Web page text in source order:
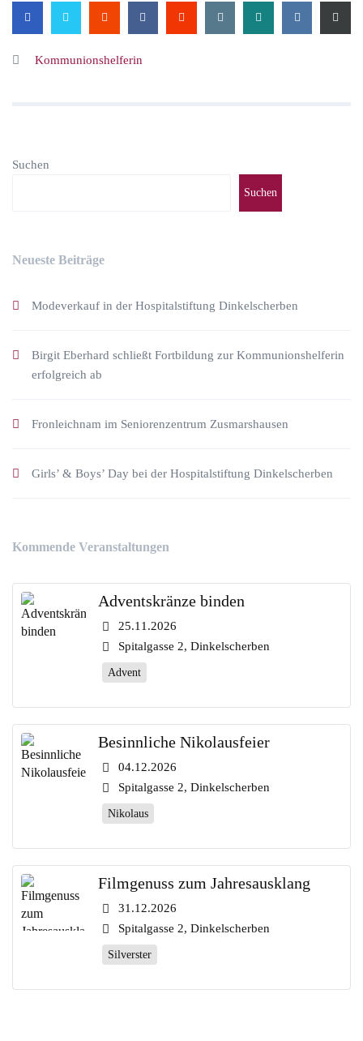
Kommunionshelferin
Suchen
Suchen
Neueste Beiträge
Modeverkauf in der Hospitalstiftung Dinkelscherben
Birgit Eberhard schließt Fortbildung zur Kommunionshelferin
erfolgreich ab
Fronleichnam im Seniorenzentrum Zusmarshausen
Girls’ & Boys’ Day bei der Hospitalstiftung Dinkelscherben
Kommende Veranstaltungen
Adventskränze binden
25.11.2026
Spitalgasse 2, Dinkelscherben
Advent
Besinnliche Nikolausfeier
04.12.2026
Spitalgasse 2, Dinkelscherben
Nikolaus
Filmgenuss zum Jahresausklang
31.12.2026
Spitalgasse 2, Dinkelscherben
Silverster